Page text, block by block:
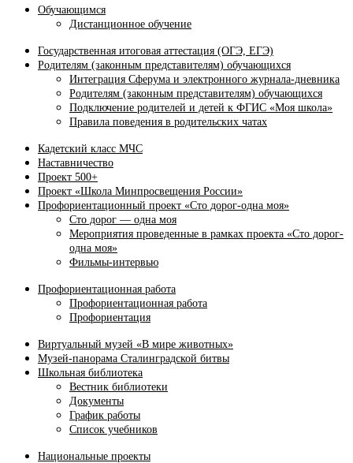
Обучающимся
Дистанционное обучение
Государственная итоговая аттестация (ОГЭ, ЕГЭ)
Родителям (законным представителям) обучающихся
Интеграция Сферума и электронного журнала‑дневника
Родителям (законным представителям) обучающихся
Подключение родителей и детей к ФГИС «Моя школа»
Правила поведения в родительских чатах
Кадетский класс МЧС
Наставничество
Проект 500+
Проект «Школа Минпросвещения России»
Профориентационный проект «Сто дорог-одна моя»
Сто дорог — одна моя
Мероприятия проведенные в рамках проекта «Сто дорог-
одна моя»
Фильмы-интервью
Профориентационная работа
Профориентационная работа
Профориентация
Виртуальный музей «В мире животных»
Музей-панорама Сталинградской битвы
Школьная библиотека
Вестник библиотеки
Документы
График работы
Список учебников
Национальные проекты